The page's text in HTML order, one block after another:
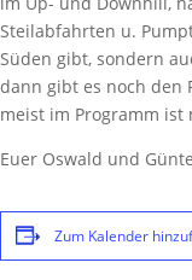
Steilabfahrten u.
Süden gibt, sondern
dann gibt es noch den
meist im Programm ist
Euer Oswald und
Zum Kalender